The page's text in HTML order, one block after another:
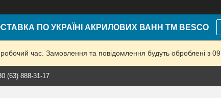
ПО УКРАЇНІ АКРИЛОВИХ ВАНН ТМ BESCO
час. Замовлення та повідомлення будуть оброблені з
(63) 888-31-17